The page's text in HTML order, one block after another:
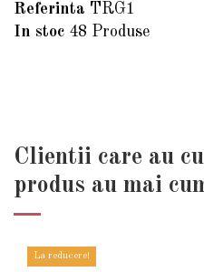
Referinta TRG1
In stoc 48 Produse
Clientii care au
produs au mai
La reducere!